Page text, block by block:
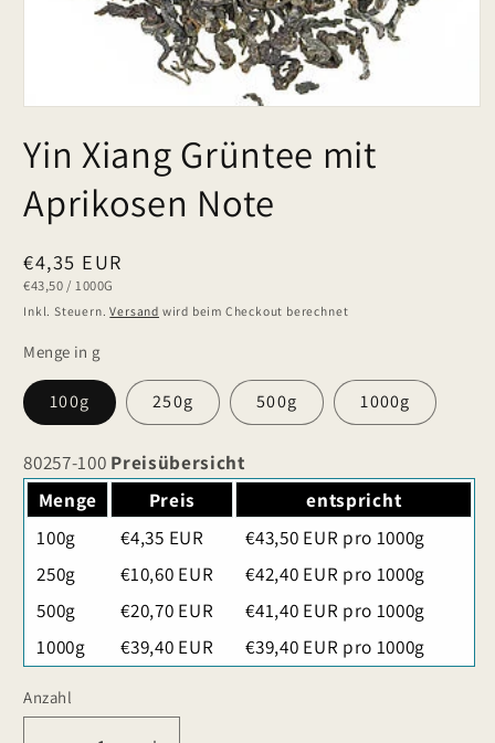
Yin Xiang Grüntee mit
Aprikosen Note
Normaler
Preis
€4,35 EUR
GRUNDPREIS
€43,50 / PRO
1000G
Inkl. Steuern.Versand wird beim Checkout berechnet
Menge in g
100g 250g 500g 1000g
80257-100 Preisübersicht
Menge
Preis
entspricht
100g
€4,35 EUR
€43,50 EUR pro 1000g
250g
€10,60 EUR
€42,40 EUR pro 1000g
500g
€20,70 EUR
€41,40 EUR pro 1000g
1000g
€39,40 EUR €39,40 EUR pro 1000g
Anzahl